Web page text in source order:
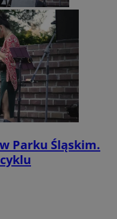
Parku Śląskim.